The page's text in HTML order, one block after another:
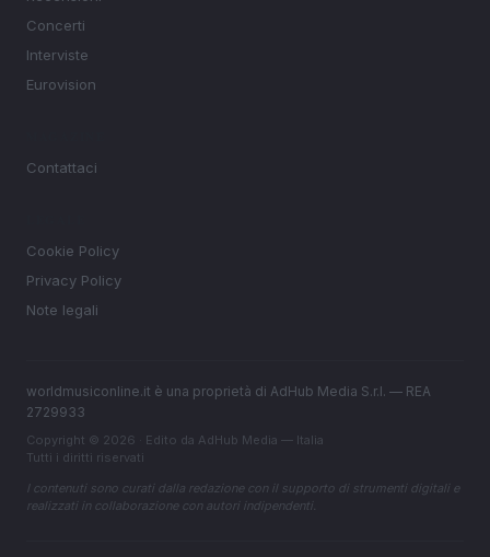
Concerti
Interviste
Eurovision
Contattaci
Cookie Policy
Privacy Policy
Note legali
worldmusiconline.it è una proprietà di AdHub Media S.r.l. — REA
2729933
Copyright © 2026 · Edito da AdHub Media — Italia
Tutti i diritti riservati
I contenuti sono curati dalla redazione con il supporto di strumenti digitali e
realizzati in collaborazione con autori indipendenti.